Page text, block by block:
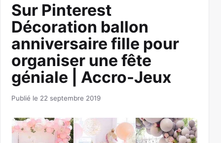
Sur Pinterest
Décoration ballon
anniversaire fille pour
organiser une fête
géniale | Accro-Jeux
Publié le 22 septembre 2019